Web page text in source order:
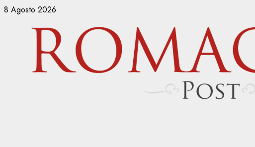
Vai
contenuto
8 Agosto 2026